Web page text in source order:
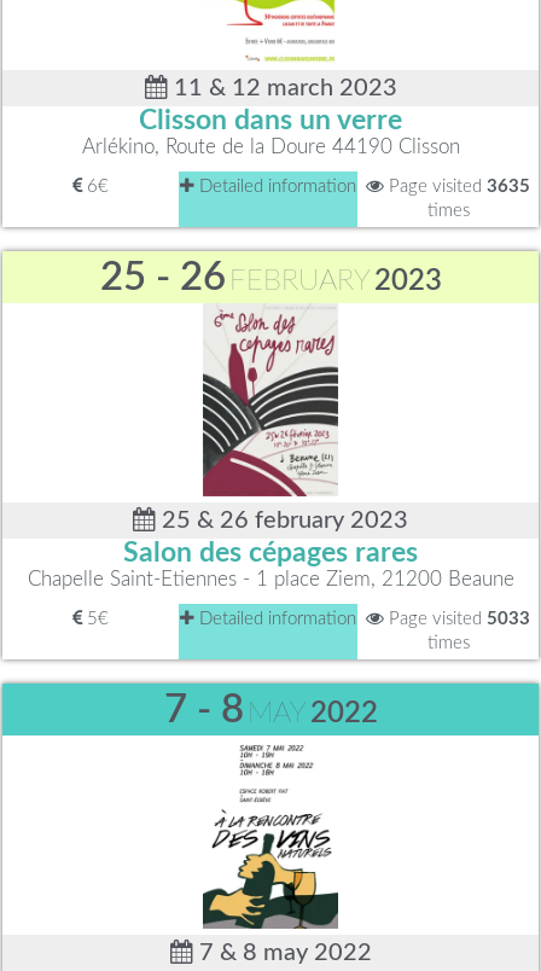
11 & 12 march 2023
Clisson dans un verre
Arlékino, Route de la Doure 44190 Clisson
6€ Detailed information Page visited 3635
times
25 - 26 FEBRUARY 2023
25 & 26 february 2023
Salon des cépages rares
Chapelle Saint-Etiennes - 1 place Ziem, 21200 Beaune
5€ Detailed information Page visited 5033
times
7 - 8 MAY 2022
7 & 8 may 2022